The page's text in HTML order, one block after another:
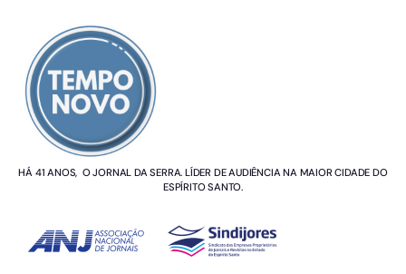
HÁ 41 ANOS, O JORNAL DA SERRA. LÍDER DE AUDIÊNCIA NA MAIOR CIDADE DO
ESPÍRITO SANTO.